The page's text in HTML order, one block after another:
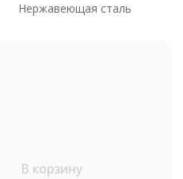
Нержавеющая сталь
В корзину